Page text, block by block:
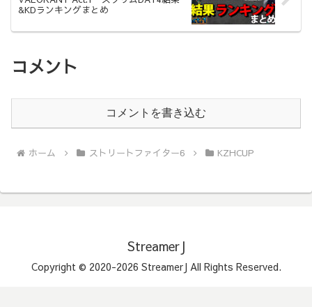
&KDランキングまとめ
コメント
コメントを書き込む
ホーム ストリートファイター6 KZHCUP
StreamerJ
Copyright © 2020-2026 StreamerJ All Rights Reserved.